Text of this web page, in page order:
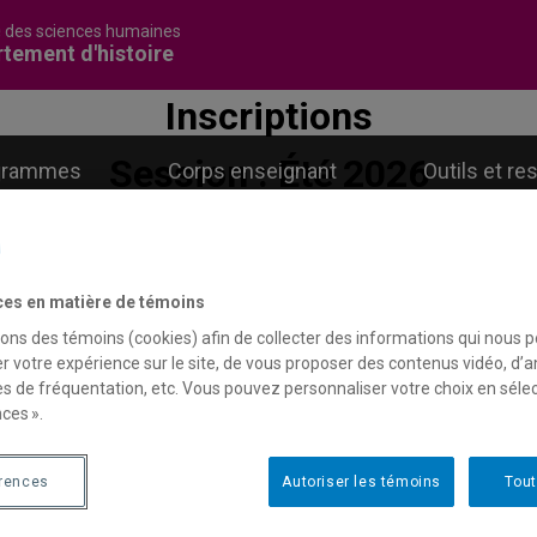
des sciences humaines
d'histoire
Causerie. Les Sciences sous ma loup...
Corps enseignant Outils et
Inscriptions
Session : Été 2026
9 février au 21 septembre
Les Sciences sous
avec Thomas V.
ouvrage. Mardi 31
en matière de témoins
des témoins (cookies) afin de collecter des informations qui nous
votre expérience sur le site, de vous proposer des contenus vidéo,
de fréquentation, etc. Vous pouvez personnaliser votre choix en
».
Autoriser les témoins